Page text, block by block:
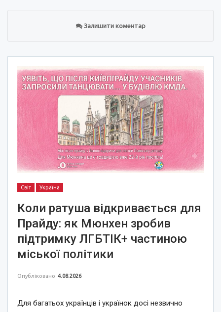
Залишити коментар
Світ Україна
Коли ратуша відкривається для
Прайду: як Мюнхен зробив
підтримку ЛГБТІК+ частиною
міської політики
Опубліковано 4.08.2026
Для багатьох українців і українок досі незвично